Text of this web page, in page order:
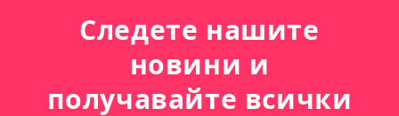
Следете нашите
новини и
получавайте всички